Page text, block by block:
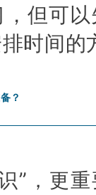
但可
时间的
？
”，更